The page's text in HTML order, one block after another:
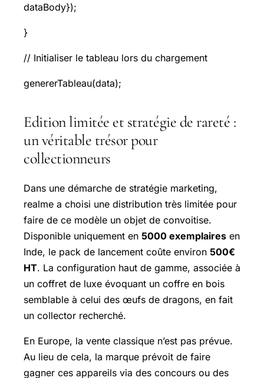
dataBody});
}
// Initialiser le tableau lors du chargement
genererTableau(data);
Edition limitée et stratégie de rareté :
un véritable trésor pour
collectionneurs
Dans une démarche de stratégie marketing,
realme a choisi une distribution très limitée pour
faire de ce modèle un objet de convoitise.
Disponible uniquement en 5000 exemplaires en
Inde, le pack de lancement coûte environ 500€
HT. La configuration haut de gamme, associée à
un coffret de luxe évoquant un coffre en bois
semblable à celui des œufs de dragons, en fait
un collector recherché.
En Europe, la vente classique n’est pas prévue.
Au lieu de cela, la marque prévoit de faire
gagner ces appareils via des concours ou des